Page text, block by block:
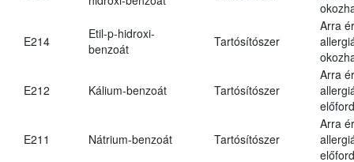
E214
Etil-p-hidroxi-
benzoát
Tartósítószer
Arra
E212 Kálium-benzoát Tartósítószer
Arra
E211 Nátrium-benzoát Tartósítószer
Arra